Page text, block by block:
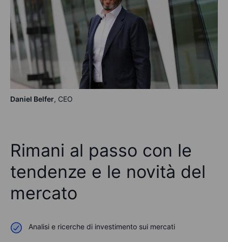
Daniel Belfer, CEO
Rimani al passo con le
tendenze e le novità del
mercato
Analisi e ricerche di investimento sui mercati